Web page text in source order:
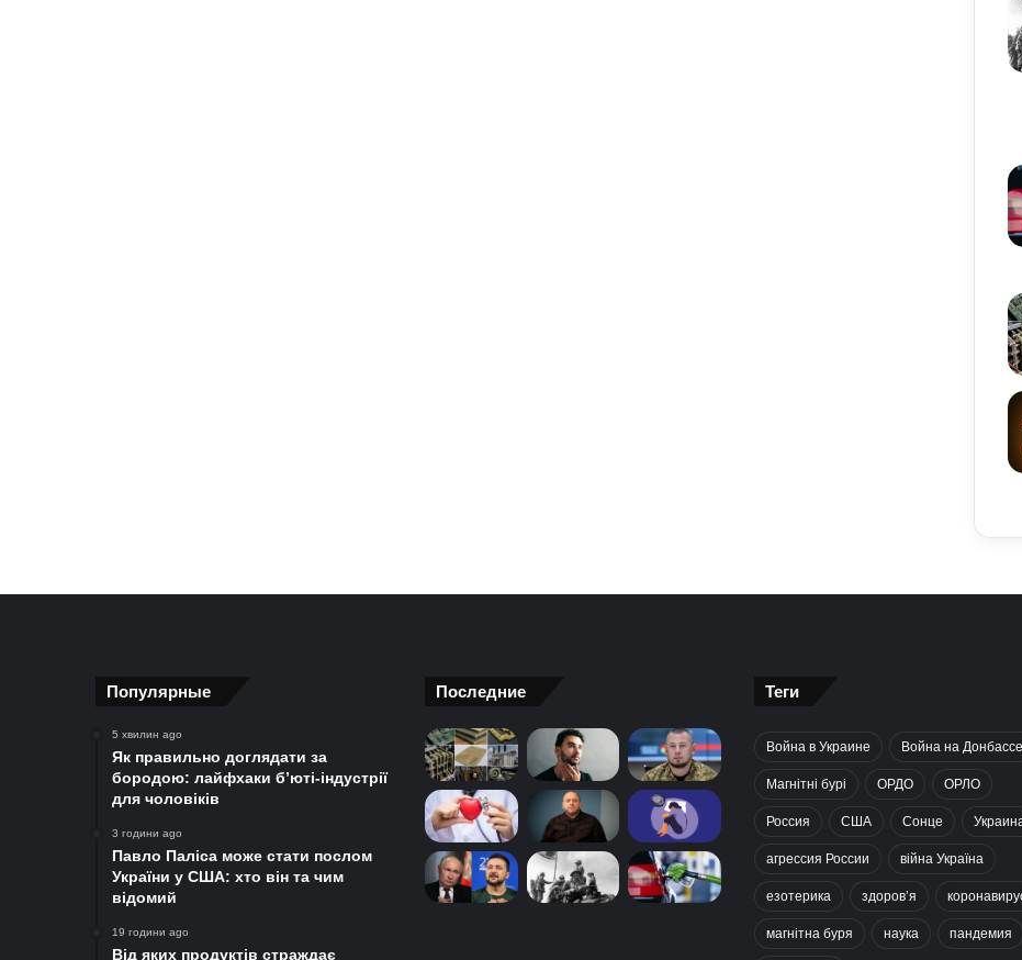
Популярные
5 хвилин ago
Як правильно доглядати за
бородою: лайфхаки б’юті-індустрії
для чоловіків
3 години ago
Павло Паліса може стати послом
України у США: хто він та чим
відомий
19 години ago
Від яких продуктів страждає
Последние Теги
Война в Украине Война на Донбассе
Магнітні бурі ОРДО ОРЛО
Россия США Сонце
агрессия России війна Україна
езотерика здоров’я
магнітна буря наука пандемия